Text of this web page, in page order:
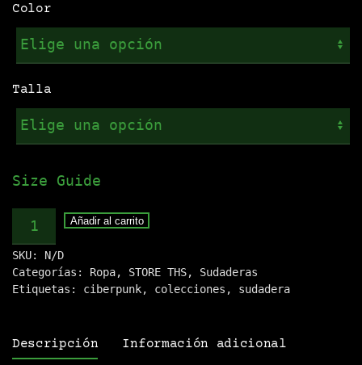
Color
Talla
Size Guide
Sudadera
.:SOLARSHIP:.
cantidad
Añadir al carrito
SKU: N/D
Categorías: Ropa, STORE THS, Sudaderas
Etiquetas: ciberpunk, colecciones , sudadera
Descripción Información adicional